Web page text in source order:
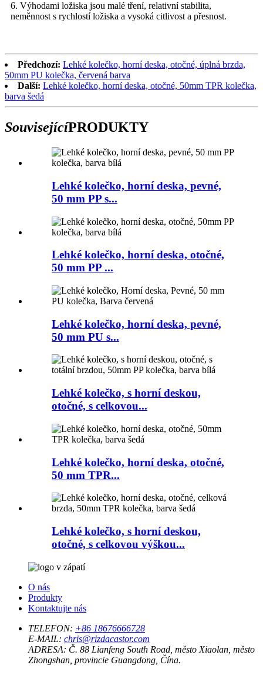
6. Výhodami ložiska jsou malé tření, relativní stabilita,
neměnnost s rychlostí ložiska a vysoká citlivost a přesnost.
Předchozí: Lehké kolečko, horní deska, otočné, úplná brzda,
50mm PU kolečka, červená barva
Další: Lehké kolečko, horní deska, otočné, 50mm TPR kolečka,
barva šedá
SouvisejícíPRODUKTY
Lehké kolečko, horní deska, pevné,
50 mm PP s...
Lehké kolečko, horní deska, otočné,
50 mm PP ...
Lehké kolečko, horní deska, pevné,
50 mm PU s...
Lehké kolečko, s horní deskou,
otočné, s celkovou...
Lehké kolečko, horní deska, otočné,
50 mm TPR...
Lehké kolečko, s horní deskou,
otočné, s celkovou výškou...
O nás
Produkty
Kontaktujte nás
TELEFON: +86 18676666728
E-MAIL: chris@rizdacastor.com
ADRESA: Č. 88 Lianfeng South Road, město Xiaolan, město
Zhongshan, provincie Guangdong, Čína.